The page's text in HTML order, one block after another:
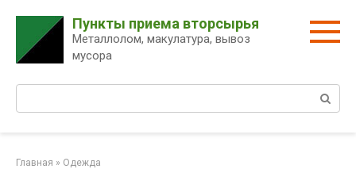
контенту
Пункты приема вторсырья
Металлолом, макулатура, вывоз
мусора
Главная » Одежда